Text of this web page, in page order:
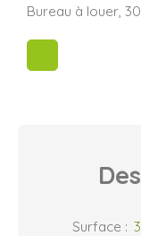
Bureau à louer,
Surface :